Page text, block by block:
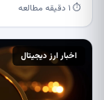
⏱ ۱ دقیقه مطالعه
اخبار ارز دیجیتال